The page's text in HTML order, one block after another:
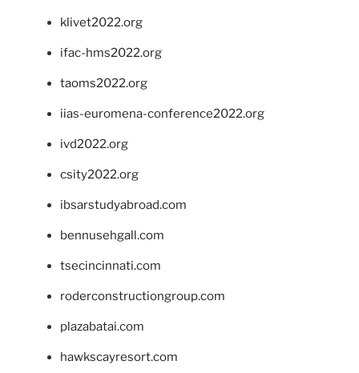
klivet2022.org
ifac-hms2022.org
taoms2022.org
iias-euromena-conference2022.org
ivd2022.org
csity2022.org
ibsarstudyabroad.com
bennusehgall.com
tsecincinnati.com
roderconstructiongroup.com
plazabatai.com
hawkscayresort.com